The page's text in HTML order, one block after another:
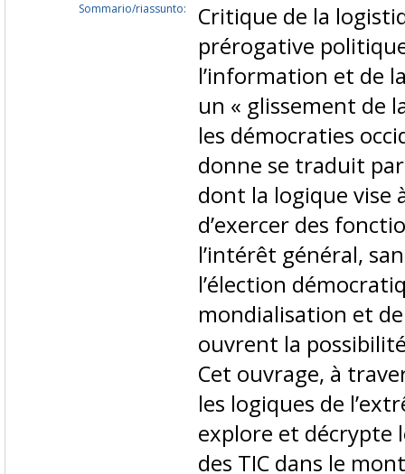
Sommario/riassunto:
Critique de la
prérogative
l’information et de
un « glissement de
les démocraties
donne se traduit
dont la logique vise
d’exercer des
l’intérêt général,
l’élection
mondialisation et
ouvrent la
Cet ouvrage, à
les logiques de
explore et décrypte
des TIC dans le